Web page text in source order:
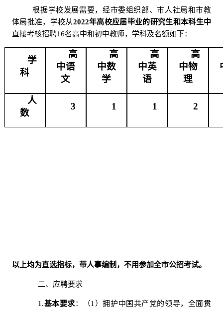
根据学校发展需要，经市委组织部、市人社局和市教
体局批准，学校从2022年高校应届毕业的研究生和本科生中
直接考核招聘16名高中和初中教师，学科及名额如下：
学
科
高
中语
文
高
中数
学
高
中英
语
高
中物
理
人
数
3 1 1 2
以上均为直选指标，带人事编制，不用参加全市公招考试。
二、应聘要求
1.基本要求：（1）拥护中国共产党的领导，全面贯